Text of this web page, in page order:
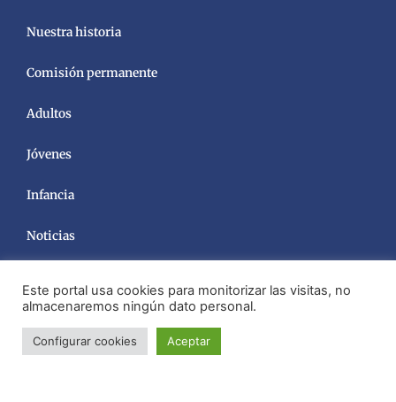
Nuestra historia
Comisión permanente
Adultos
Jóvenes
Infancia
Noticias
Este portal usa cookies para monitorizar las visitas, no
almacenaremos ningún dato personal.
Configurar cookies Aceptar